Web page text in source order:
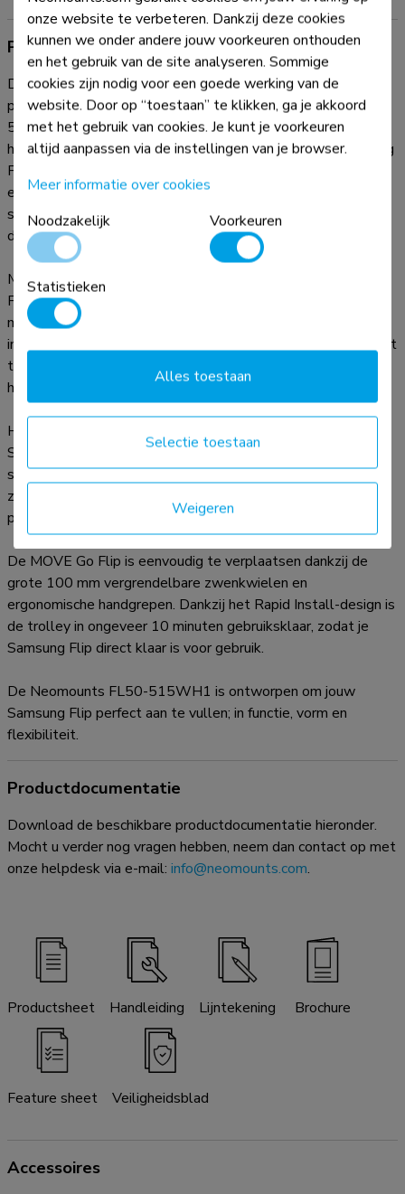
Productinformatie
De Neomounts MOVE Go Flip FL50-515WH1 is een
premium trolley specifiek ontworpen voor de Samsung Flip
55" en 65" displays. Dankzij de snelle rotatie interface en
het hoogwaardige design, perfect afgestemd op de Samsung
Flip, kunnen gebruikers moeiteloos verplaatsen, verstellen
en presenteren. Het is de ideale oplossing voor flexibele
samenwerking in moderne klaslokalen, vergaderzalen en
dynamische werkruimtes.
Met de soepele 90° rotatie van de Neomounts MOVE Go
Flip wissel je eenvoudig tussen portrait- en landscape
modus, perfect voor dynamische brainstormsessies,
interactieve lessen of hybride vergaderingen. De trolley biedt
twee manuele, vooraf ingestelde hoogteposities, zodat je
het scherm kunt aanpassen aan je ideale opstelling.
Het slanke en stabiele design sluit naadloos aan bij de
Samsung Flip 55" en 65". De strakke witte afwerking, het
stevige frame en het geïntegreerde kabelmanagement
zorgen voor een opgeruimde en professionele uitstraling die
past in elke omgeving.
De MOVE Go Flip is eenvoudig te verplaatsen dankzij de
grote 100 mm vergrendelbare zwenkwielen en
ergonomische handgrepen. Dankzij het Rapid Install-design is
de trolley in ongeveer 10 minuten gebruiksklaar, zodat je
Samsung Flip direct klaar is voor gebruik.
De Neomounts FL50-515WH1 is ontworpen om jouw
Samsung Flip perfect aan te vullen; in functie, vorm en
flexibiliteit.
Productdocumentatie
Download de beschikbare productdocumentatie hieronder.
Mocht u verder nog vragen hebben, neem dan contact op met
onze helpdesk via e-mail: info@neomounts.com.
Productsheet Handleiding Lijntekening Brochure
Feature sheet Veiligheidsblad
Accessoires
onze website te verbeteren. Dankzij deze cookies
kunnen we onder andere jouw voorkeuren onthouden
en het gebruik van de site analyseren. Sommige
cookies zijn nodig voor een goede werking van de
website. Door op “toestaan” te klikken, ga je akkoord
met het gebruik van cookies. Je kunt je voorkeuren
altijd aanpassen via de instellingen van je browser.
Meer informatie over cookies
Noodzakelijk
Voorkeuren
Statistieken
Weigeren
Selectie toestaan
Alles toestaan